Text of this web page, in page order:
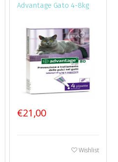
Advantage Gato 4-8kg
€21,00
Wishlist